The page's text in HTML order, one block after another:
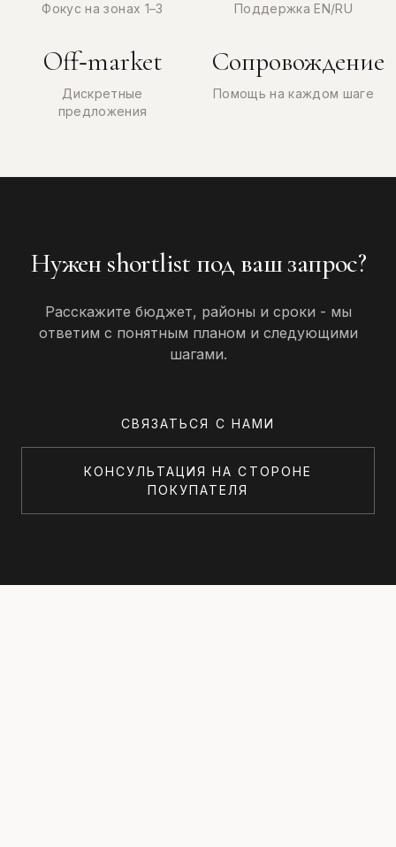
Фокус на зонах 1–3 Поддержка EN/RU
Off‑market
Дискретные
предложения
Сопровождение
Помощь на каждом шаге
Нужен shortlist под ваш запрос?
Расскажите бюджет, районы и сроки - мы
ответим с понятным планом и следующими
шагами.
СВЯЗАТЬСЯ С НАМИ
КОНСУЛЬТАЦИЯ НА СТОРОНЕ
ПОКУПАТЕЛЯ